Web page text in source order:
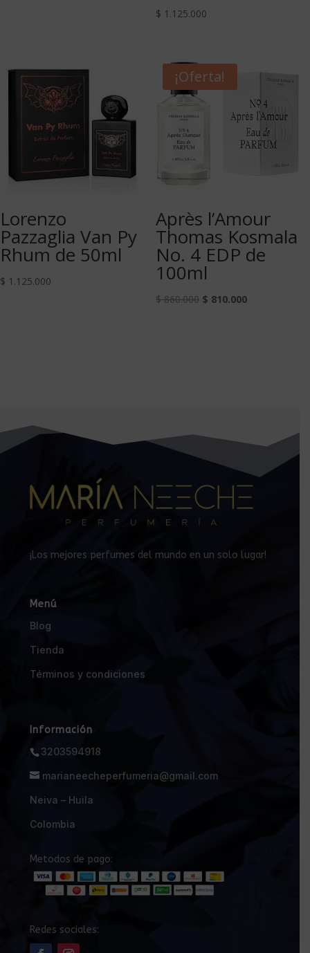
$ 1.125.000
Lorenzo
Pazzaglia Van Py
Rhum de 50ml
$ 1.125.000
¡Oferta!
Après l’Amour
Thomas Kosmala
No. 4 EDP de
100ml
$860.000 $ 810.000
¡Los mejores perfumes del mundo en un solo lugar!
Menú
Blog
Tienda
Términos y condiciones
Información
3203594918
marianeecheperfumeria@gmail.com
Neiva – Huila
Colombia
Metodos de pago:
Redes sociales: